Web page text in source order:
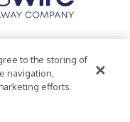
Statement
to the storing of
navigation,
efforts.